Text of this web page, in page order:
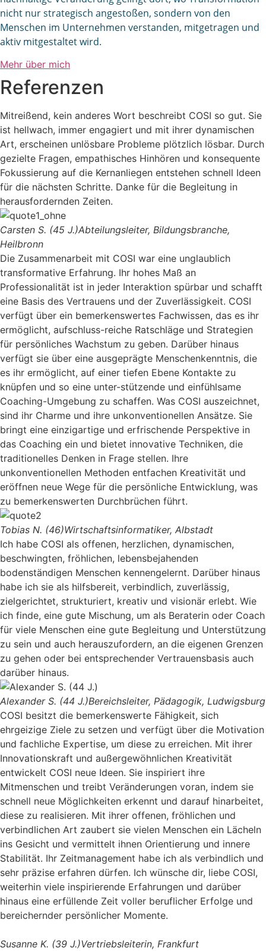
nicht nur strategisch angestoßen, sondern von den
Menschen im Unternehmen verstanden, mitgetragen und
aktiv mitgestaltet wird.
Mehr über mich
Referenzen
Mitreißend, kein anderes Wort beschreibt COSI so gut. Sie
ist hellwach, immer engagiert und mit ihrer dynamischen
Art, erscheinen unlösbare Probleme plötzlich lösbar. Durch
gezielte Fragen, empathisches Hinhören und konsequente
Fokussierung auf die Kernanliegen entstehen schnell Ideen
für die nächsten Schritte. Danke für die Begleitung in
herausfordernden Zeiten.
Carsten S. (45 J.)Abteilungsleiter, Bildungsbranche,
Heilbronn
Die Zusammenarbeit mit COSI war eine unglaublich
transformative Erfahrung. Ihr hohes Maß an
Professionalität ist in jeder Interaktion spürbar und schafft
eine Basis des Vertrauens und der Zuverlässigkeit. COSI
verfügt über ein bemerkenswertes Fachwissen, das es ihr
ermöglicht, aufschluss-reiche Ratschläge und Strategien
für persönliches Wachstum zu geben. Darüber hinaus
verfügt sie über eine ausgeprägte Menschenkenntnis, die
es ihr ermöglicht, auf einer tiefen Ebene Kontakte zu
knüpfen und so eine unter-stützende und einfühlsame
Coaching-Umgebung zu schaffen. Was COSI auszeichnet,
sind ihr Charme und ihre unkonventionellen Ansätze. Sie
bringt eine einzigartige und erfrischende Perspektive in
das Coaching ein und bietet innovative Techniken, die
traditionelles Denken in Frage stellen. Ihre
unkonventionellen Methoden entfachen Kreativität und
eröffnen neue Wege für die persönliche Entwicklung, was
zu bemerkenswerten Durchbrüchen führt.
Tobias N. (46)Wirtschaftsinformatiker, Albstadt
Ich habe COSI als offenen, herzlichen, dynamischen,
beschwingten, fröhlichen, lebensbejahenden
bodenständigen Menschen kennengelernt. Darüber hinaus
habe ich sie als hilfsbereit, verbindlich, zuverlässig,
zielgerichtet, strukturiert, kreativ und visionär erlebt. Wie
ich finde, eine gute Mischung, um als Beraterin oder Coach
für viele Menschen eine gute Begleitung und Unterstützung
zu sein und auch herauszufordern, an die eigenen Grenzen
zu gehen oder bei entsprechender Vertrauensbasis auch
darüber hinaus.
Alexander S. (44 J.)Bereichsleiter, Pädagogik, Ludwigsburg
COSI besitzt die bemerkenswerte Fähigkeit, sich
ehrgeizige Ziele zu setzen und verfügt über die Motivation
und fachliche Expertise, um diese zu erreichen. Mit ihrer
Innovationskraft und außergewöhnlichen Kreativität
entwickelt COSI neue Ideen. Sie inspiriert ihre
Mitmenschen und treibt Veränderungen voran, indem sie
schnell neue Möglichkeiten erkennt und darauf hinarbeitet,
diese zu realisieren. Mit ihrer offenen, fröhlichen und
verbindlichen Art zaubert sie vielen Menschen ein Lächeln
ins Gesicht und vermittelt ihnen Orientierung und innere
Stabilität. Ihr Zeitmanagement habe ich als verbindlich und
sehr präzise erfahren dürfen. Ich wünsche dir, liebe COSI,
weiterhin viele inspirierende Erfahrungen und darüber
hinaus eine erfüllende Zeit voller beruflicher Erfolge und
bereichernder persönlicher Momente.
Susanne K. (39 J.)Vertriebsleiterin, Frankfurt